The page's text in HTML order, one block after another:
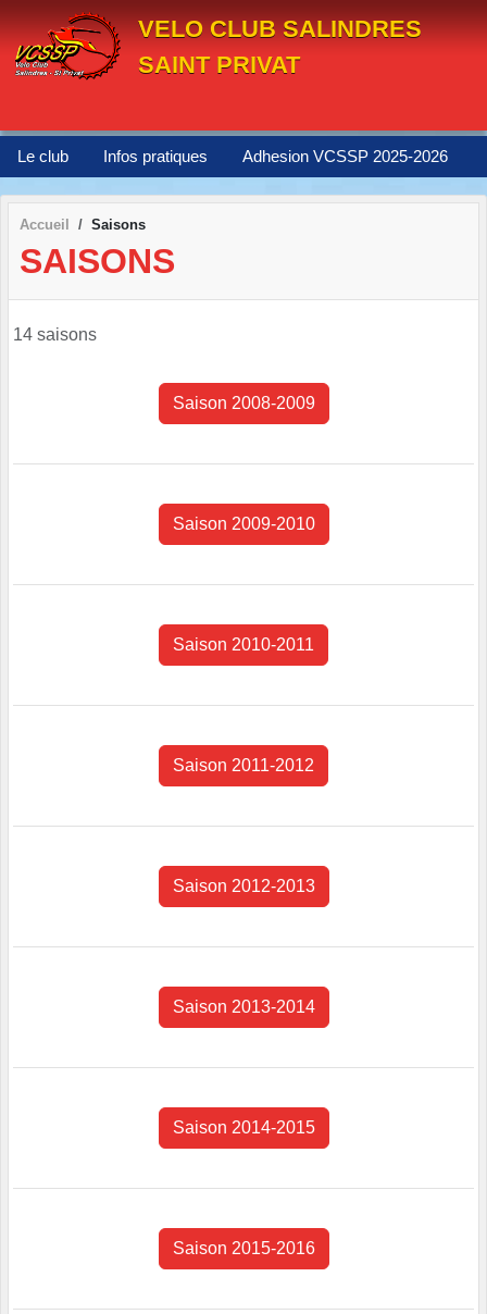
VELO CLUB SALINDRES
SAINT PRIVAT
Le club Infos pratiques Adhesion VCSSP 2025-2026
Accueil Saisons
SAISONS
14 saisons
Saison 2008-2009
Saison 2009-2010
Saison 2010-2011
Saison 2011-2012
Saison 2012-2013
Saison 2013-2014
Saison 2014-2015
Saison 2015-2016
Panneau de gestion des cookies